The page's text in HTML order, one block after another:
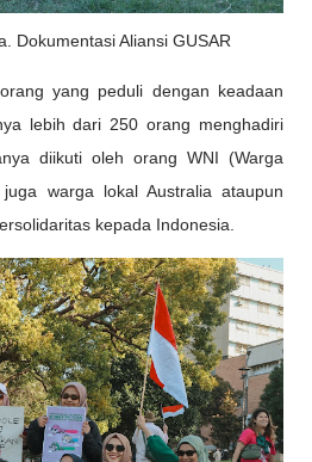
Dokumentasi Aliansi GUSAR
yang peduli dengan keadaan
lebih dari 250 orang menghadiri
diikuti oleh orang WNI (Warga
warga lokal Australia ataupun
kepada Indonesia.